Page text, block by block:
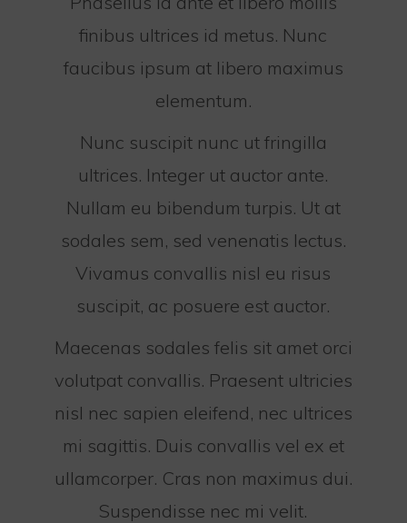
finibus ultrices id metus. Nunc
faucibus ipsum at libero maximus
elementum.
Nunc suscipit nunc ut fringilla
ultrices. Integer ut auctor ante.
Nullam eu bibendum turpis. Ut at
sodales sem, sed venenatis lectus.
Vivamus convallis nisl eu risus
suscipit, ac posuere est auctor.
Maecenas sodales felis sit amet orci
volutpat convallis. Praesent ultricies
nisl nec sapien eleifend, nec ultrices
mi sagittis. Duis convallis vel ex et
ullamcorper. Cras non maximus dui.
Suspendisse nec mi velit.